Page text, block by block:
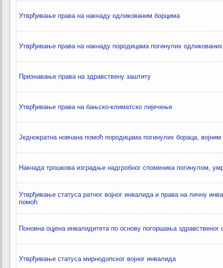
Утврђивање права на накнаду одликованим борцима
Утврђивање права на накнаду породицама погинулих
Признавање права на здравствену заштиту
Утврђивање права на бањско-климатско лијечење
Једнократна новчана помоћ породицама погинулих бораца,
Накнада трошкова изградње надгробног споменика погинулом,
Утврђивање статуса ратног војног инвалида и права на личну
помоћ
Поновна оцјена инвалидитета по основу погоршања здравственог
Утврђивање статуса мирнодопског војног инвалида